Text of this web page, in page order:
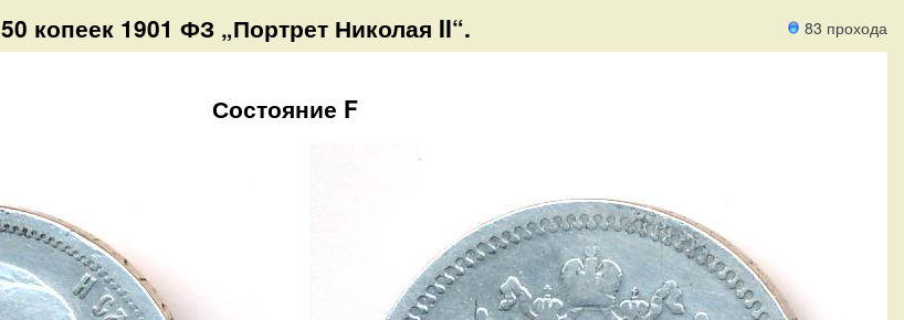
83 прохода
50 копеек 1901 ФЗ „Портрет Николая II“.
Состояние F